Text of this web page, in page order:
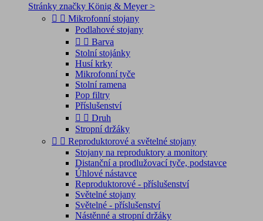
Stránky značky König & Meyer >
  Mikrofonní stojany
Podlahové stojany
  Barva
Stolní stojánky
Husí krky
Mikrofonní tyče
Stolní ramena
Pop filtry
Příslušenství
  Druh
Stropní držáky
  Reproduktorové a světelné stojany
Stojany na reproduktory a monitory
Distanční a prodlužovací tyče, podstavce
Úhlové nástavce
Reproduktorové - příslušenství
Světelné stojany
Světelné - příslušenství
Nástěnné a stropní držáky